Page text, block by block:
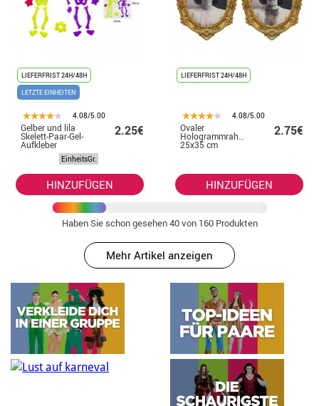
LIEFERFRIST 24H/48H
LETZTE EINHEITEN
4.08/5.00
Gelber und lila
Skelett-Paar-Gel-
Aufkleber
2.25€
EinheitsGr.
HINZUFÜGEN
LIEFERFRIST 24H/48H
4.08/5.00
Ovaler
Hologrammrahmen
25x35 cm
2.75€
HINZUFÜGEN
Haben Sie schon gesehen40von 160 Produkten
Mehr Artikel anzeigen